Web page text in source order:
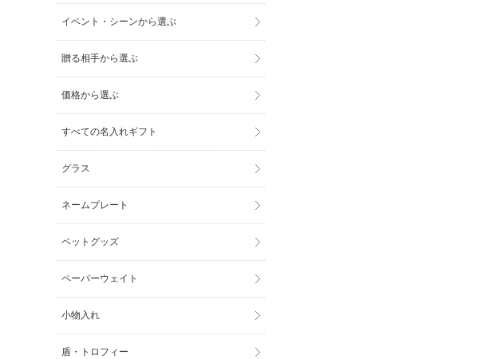
イベント・シーンから選ぶ
贈る相手から選ぶ
価格から選ぶ
すべての名入れギフト
グラス
ネームプレート
ペットグッズ
ペーパーウェイト
小物入れ
盾・トロフィー